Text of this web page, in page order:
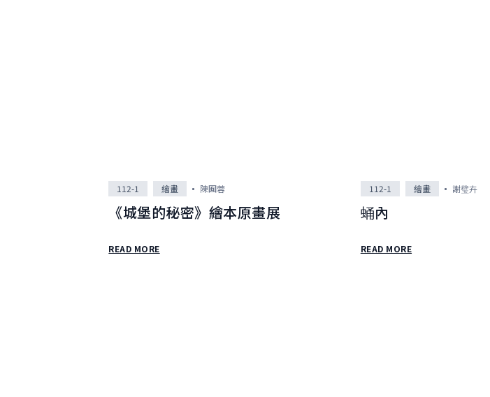
112-1
體驗
112-1 繪畫 陳囿蓉
《城堡的秘密》繪本原畫展
READ MORE
112-1 繪畫 謝璧卉
蛹內
READ MORE